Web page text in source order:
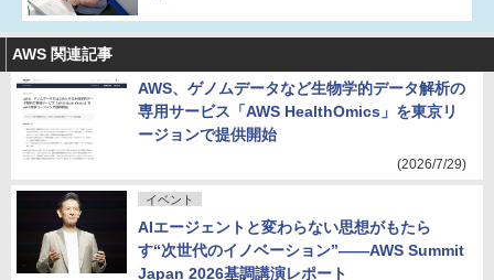
AWS 関連記事
AWS、ゲノムデータなど生物学的データ解析の
専用サービス「AWS HealthOmics」を東京リ
ージョンで提供開始
(2026/7/29)
イベント
AIエージェントと変わらない思想がもたら
す“次世代のイノベーション”――AWS Summit
Japan 2026基調講演レポート